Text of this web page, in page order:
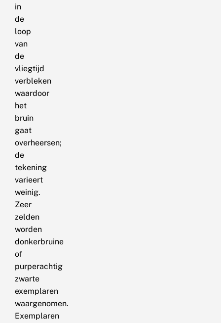
in
de
loop
van
de
vliegtijd
verbleken
waardoor
het
bruin
gaat
overheersen;
de
tekening
varieert
weinig.
Zeer
zelden
worden
donkerbruine
of
purperachtig
zwarte
exemplaren
waargenomen.
Exemplaren